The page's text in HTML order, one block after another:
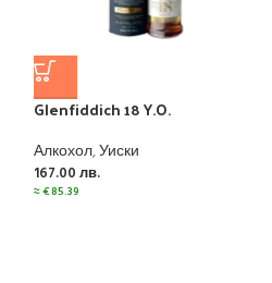
Glenfiddich 18 Y.O.
Алкохол,Уиски
167.00 лв.
≈€85.39